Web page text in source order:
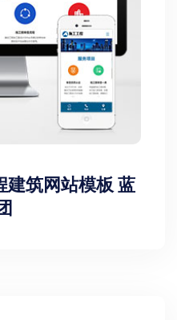
筑网站模板 蓝